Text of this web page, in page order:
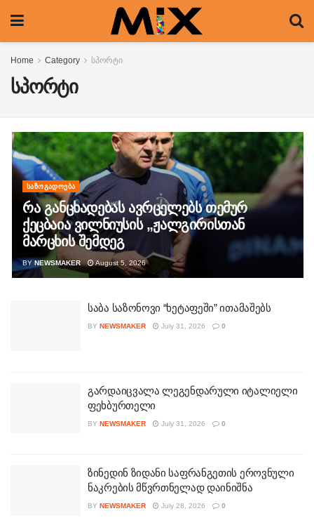
Home Category სპორტი
სპორტი
ᲡᲐᲖᲝᲒᲐᲓᲝᲔᲑᲐ
რა განცხადებას ავრცელებს თემურ
ქეცბაია ვილნიუსის „ჟალგირისთან
მარცხის შემდეგ
BY NEWSMAKER August 5, 2026
საბა საზონოვი “ხეტაფეში” ითამაშებს
BY NEWSMAKER July 31, 2026 0
გარდაიცვალა ლეგენდარული იტალიელი
ფეხბურთელი
BY NEWSMAKER July 31, 2026 0
ზინედინ ზიდანი საფრანგეთის ეროვნული
ნაკრების მწვრთნელად დაინიშნა
BY NEWSMAKER July 28, 2026 0